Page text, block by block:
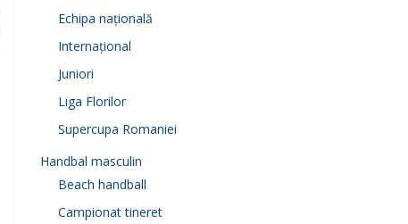
Echipa națională
Internațional
Juniori
Liga Florilor
Supercupa Romaniei
Handbal masculin
Beach handball
Campionat tineret